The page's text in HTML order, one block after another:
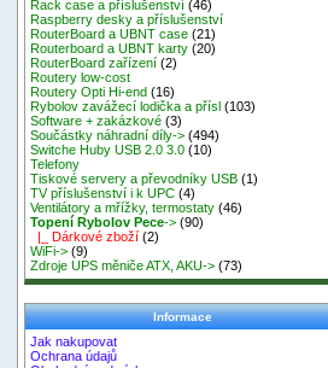
Rack case a příslušenství (46)
Raspberry desky a příslušenství
RouterBoard a UBNT case (21)
Routerboard a UBNT karty (20)
RouterBoard zařízení (2)
Routery low-cost
Routery Opti Hi-end (16)
Rybolov zavážecí lodička a přísl (103)
Software + zakázkové (3)
Součástky náhradní díly-> (494)
Switche Huby USB 2.0 3.0 (10)
Telefony
Tiskové servery a převodníky USB (1)
TV příslušenství i k UPC (4)
Ventilátory a mřížky, termostaty (46)
Topení Rybolov Pece-> (90)
|_ Dárkové zboží (2)
WiFi-> (9)
Zdroje UPS měniče ATX, AKU-> (73)
Informace
Jak nakupovat
Ochrana údajů